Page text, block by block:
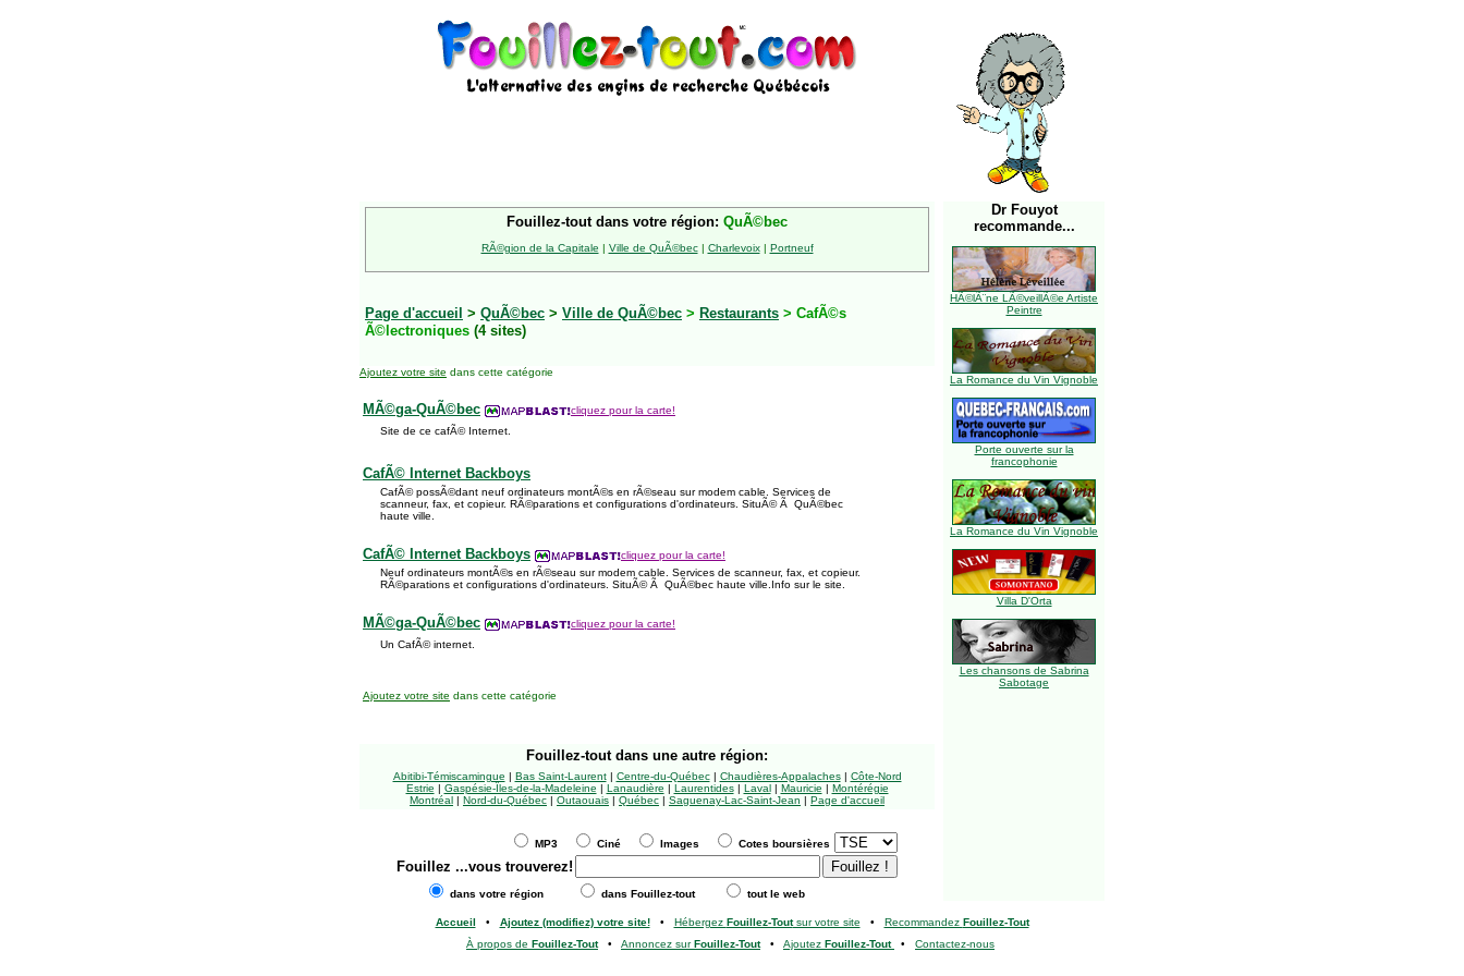
Fouillez-tout dans votre région: QuÃ©bec
RÃ©gion de la Capitale | Ville de QuÃ©bec| Charlevoix| Portneuf
Page d'accueil > QuÃ©bec > Ville de QuÃ©bec > Restaurants > CafÃ©s
Ã©lectroniques (4 sites)
Ajoutez votre site dans cette catégorie
MÃ©ga-QuÃ©bec
cliquez pour la carte!
Site de ce cafÃ© Internet.
CafÃ© Internet Backboys
CafÃ© possÃ©dant neuf ordinateurs montÃ©s en rÃ©seau sur modem cable. Services de
scanneur, fax, et copieur. RÃ©parations et configurations d'ordinateurs. SituÃ© Ã QuÃ©bec
haute ville.
CafÃ© Internet Backboys
cliquez pour la carte!
Neuf ordinateurs montÃ©s en rÃ©seau sur modem cable. Services de scanneur, fax, et copieur.
RÃ©parations et configurations d'ordinateurs. SituÃ© Ã QuÃ©bec haute ville.Info sur le site.
MÃ©ga-QuÃ©bec
cliquez pour la carte!
Un CafÃ© internet.
Dr Fouyot
recommande...
HÃ©lÃ¨ne LÃ©veillÃ©e Artiste
Peintre
La Romance du Vin Vignoble
Porte ouverte sur la
francophonie
La Romance du Vin Vignoble
Villa D'Orta
Les chansons de Sabrina
Sabotage
Ajoutez votre site dans cette catégorie
Fouillez-tout dans une autre région:
Abitibi-Témiscamingue | Bas Saint-Laurent| Centre-du-Québec| Chaudières-Appalaches| Côte-Nord
Estrie | Gaspésie-Îles-de-la-Madeleine | Lanaudière | Laurentides| Laval| Mauricie | Montérégie
Montréal | Nord-du-Québec | Outaouais | Québec | Saguenay-Lac-Saint-Jean | Page d'accueil
MP3 Ciné Images Cotes boursières
Fouillez ...vous trouverez!
dans votre région dans Fouillez-tout tout le web
Accueil • Ajoutez (modifiez) votre site!• Hébergez Fouillez-Toutsur votre site • Recommandez Fouillez-Tout
À propos de Fouillez-Tout• Annoncez surFouillez-Tout• Ajoutez Fouillez-Tout • Contactez-nous